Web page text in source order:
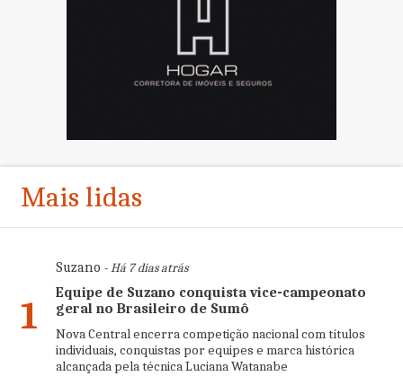
Mais lidas
1
Suzano - Há 7 dias atrás
Equipe de Suzano conquista vice-campeonato
geral no Brasileiro de Sumô
Nova Central encerra competição nacional com títulos
individuais, conquistas por equipes e marca histórica
alcançada pela técnica Luciana Watanabe